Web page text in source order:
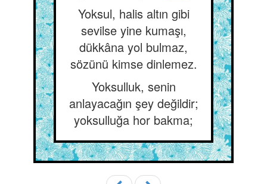
Yoksul, halis altın gibi
sevilse yine kumaşı,
dükkâna yol bulmaz,
sözünü kimse dinlemez.
Yoksulluk, senin
anlayacağın şey değildir;
yoksulluğa hor bakma;